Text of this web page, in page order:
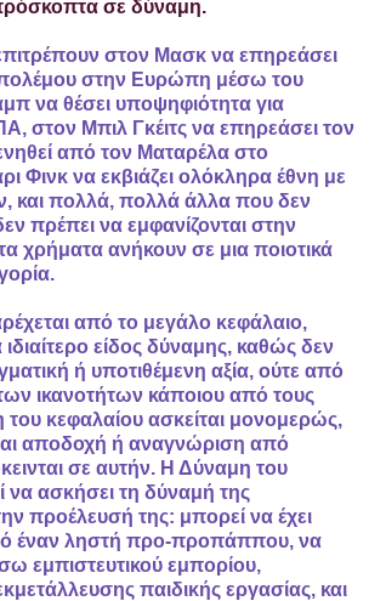
σε δύναμη.
στον Μασκ να επηρεάσει
στην Ευρώπη μέσω του
να θέσει υποψηφιότητα για
στον Μπιλ Γκέιτς να επηρεάσει τον
από τον Ματαρέλα στο
Φινκ να εκβιάζει ολόκληρα έθνη με
και πολλά, πολλά άλλα που δεν
πρέπει να εμφανίζονται στην
χρήματα ανήκουν σε μια ποιοτικά
από το μεγάλο κεφάλαιο,
είδος δύναμης, καθώς δεν
ή υποτιθέμενη αξία, ούτε από
ικανοτήτων κάποιου από τους
κεφαλαίου ασκείται μονομερώς,
αποδοχή ή αναγνώριση από
σε αυτήν. Η Δύναμη του
να ασκήσει τη δύναμή της
προέλευσή της: μπορεί να έχει
έναν ληστή προ-προπάππου, να
εμπιστευτικού εμπορίου,
παιδικής εργασίας, και